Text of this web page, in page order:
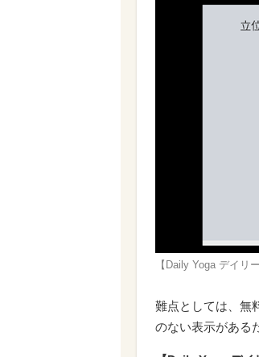
【Daily Yoga デイリ
難点としては、無
のない表示がある